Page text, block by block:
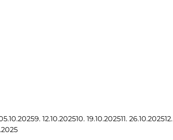
9. 12.10.202510. 19.10.202511. 26.10.202512.